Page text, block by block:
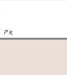
ㄕㄤ